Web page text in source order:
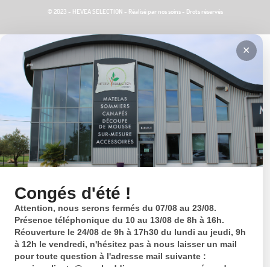
© 2023 - HEVEA SELECTION - Réalisé par nos soins - Drots réservés
Congés d'été !
Attention, nous serons fermés du 07/08 au 23/08.
Présence téléphonique du 10 au 13/08 de 8h à 16h.
Réouverture le 24/08 de 9h à 17h30 du lundi au jeudi, 9h
à 12h le vendredi, n'hésitez pas à nous laisser un mail
pour toute question à l'adresse mail suivante :
✕